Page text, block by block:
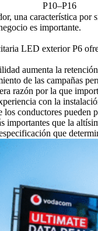
P10–P16
una característica por
es importante.
LED exterior P6
aumenta la
de las campañas
razón por la que
con la
los conductores pueden
importantes que la
que